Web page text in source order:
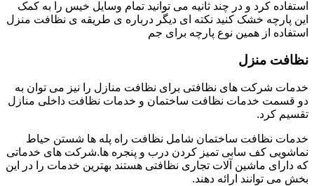
استفاده کرد و در چند ثانیه می توانید تمام وسایل خیس را به کمک
این پارچه خشک کنید نکته ای دیگر درباره ی طریقه ی نظافت منزل
استفاده از همین نوع پارچه برای جم
نظافت منزل
خدمات شرکت های نظافتی برای نظافت منازل را نیز می توان به
دو قسمت خدمات نظافت ساختمان و خدمات نظافت داخلی منازل
تقسیم کرد.
خدمات نظافت ساختمان شامل نظافت راه پله ها شستن حیاط
نماشویی کف سابی تمیز کردن درب و پنجره ها.شرکت های خدماتی
که دارای ماشین آلات تجاری نظافتی هستند بهترین خدمات را در این
بخش می توانند ارائه دهند.